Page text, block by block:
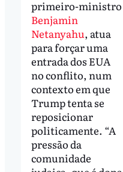
primeiro-ministro
Benjamin
Netanyahu, atua
para forçar uma
entrada dos EUA
no conflito, num
contexto em que
Trump tenta se
reposicionar
politicamente. “A
pressão da
comunidade